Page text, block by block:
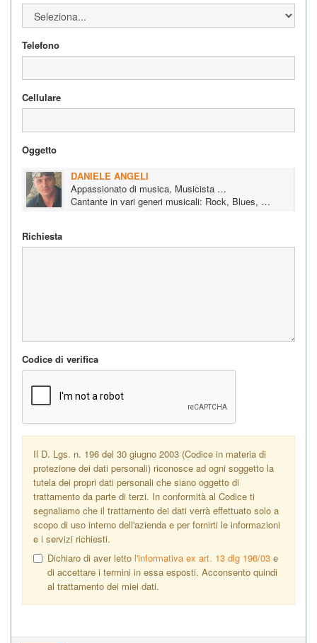
Telefono
Cellulare
Oggetto
DANIELE ANGELI
Appassionato di musica, Musicista …
Cantante in vari generi musicali: Rock, Blues, …
Richiesta
Codice di verifica
Il D. Lgs. n. 196 del 30 giugno 2003 (Codice in materia di
protezione dei dati personali) riconosce ad ogni soggetto la
tutela dei propri dati personali che siano oggetto di
trattamento da parte di terzi. In conformità al Codice ti
segnaliamo che il trattamento dei dati verrà effettuato solo a
scopo di uso interno dell'azienda e per fornirti le informazioni
e i servizi richiesti.
Dichiaro di aver letto l'informativa ex art. 13 dlg 196/03 e
di accettare i termini in essa esposti. Acconsento quindi
al trattamento dei miei dati.